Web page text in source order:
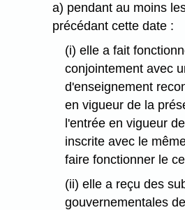
a) pendant au moins
précédant cette date :
(i) elle a fait
conjointement avec
d'enseignement
en vigueur de la
l'entrée en vigueur
inscrite avec le
faire fonctionner le
(ii) elle a reçu des
gouvernementales